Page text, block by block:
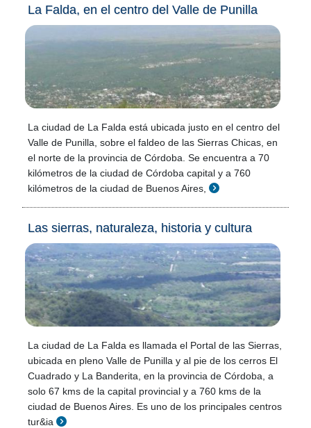
La Falda, en el centro del Valle de Punilla
La ciudad de La Falda está ubicada justo en el centro del
Valle de Punilla, sobre el faldeo de las Sierras Chicas, en
el norte de la provincia de Córdoba. Se encuentra a 70
kilómetros de la ciudad de Córdoba capital y a 760
kilómetros de la ciudad de Buenos Aires,
Las sierras, naturaleza, historia y cultura
La ciudad de La Falda es llamada el Portal de las Sierras,
ubicada en pleno Valle de Punilla y al pie de los cerros El
Cuadrado y La Banderita, en la provincia de Córdoba, a
solo 67 kms de la capital provincial y a 760 kms de la
ciudad de Buenos Aires. Es uno de los principales centros
tur&ia